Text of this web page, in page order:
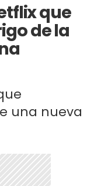
que
de la
una nueva